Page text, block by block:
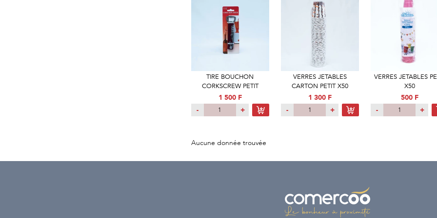
TIRE BOUCHON
CORKSCREW PETIT
1 500 F
-
+
VERRES JETABLES
CARTON PETIT X50
1 300 F
-
+
VERRES JETABLES
X50
500 F
-
+
Aucune donnée trouvée